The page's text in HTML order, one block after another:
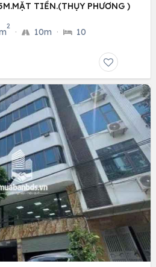
TIỀN.(THỤY PHƯƠNG )
2
· 10m · 10